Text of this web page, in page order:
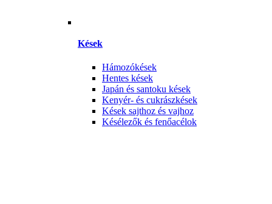
Kések
Hámozókések
Hentes kések
Japán és santoku kések
Kenyér- és cukrászkések
Kések sajthoz és vajhoz
Késélezők és fenőacélok